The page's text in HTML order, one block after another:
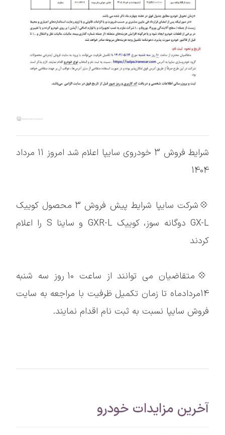
شرایط فروش 3 خودروی سایپا اعلام شد امروز 11 مرداد
1404
💠شرکت سایپا شرایط پیش فروش 3 محصول کوییک
GX-L دوگانه سوز، کوییک GXR-L و ساینا S را اعلام
کردند
💠متقاضیان می توانند از ساعت 10 روز سه شنبه
14مردادماه تا زمان تکمیل ظرفیت با مراجعه به سایت
فروش سایپا نسبت به ثبت نام اقدام نمایند.
آخرین مزایدات خودرو